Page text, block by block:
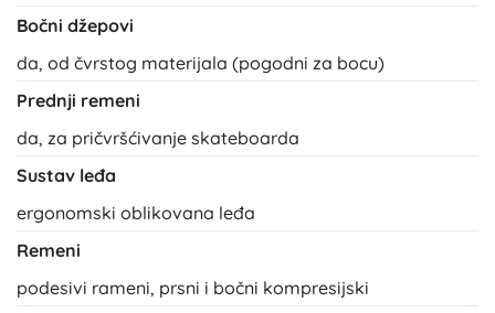
Bočni džepovi
da, od čvrstog materijala (pogodni za bocu)
Prednji remeni
da, za pričvršćivanje skateboarda
Sustav leđa
ergonomski oblikovana leđa
Remeni
podesivi rameni, prsni i bočni kompresijski